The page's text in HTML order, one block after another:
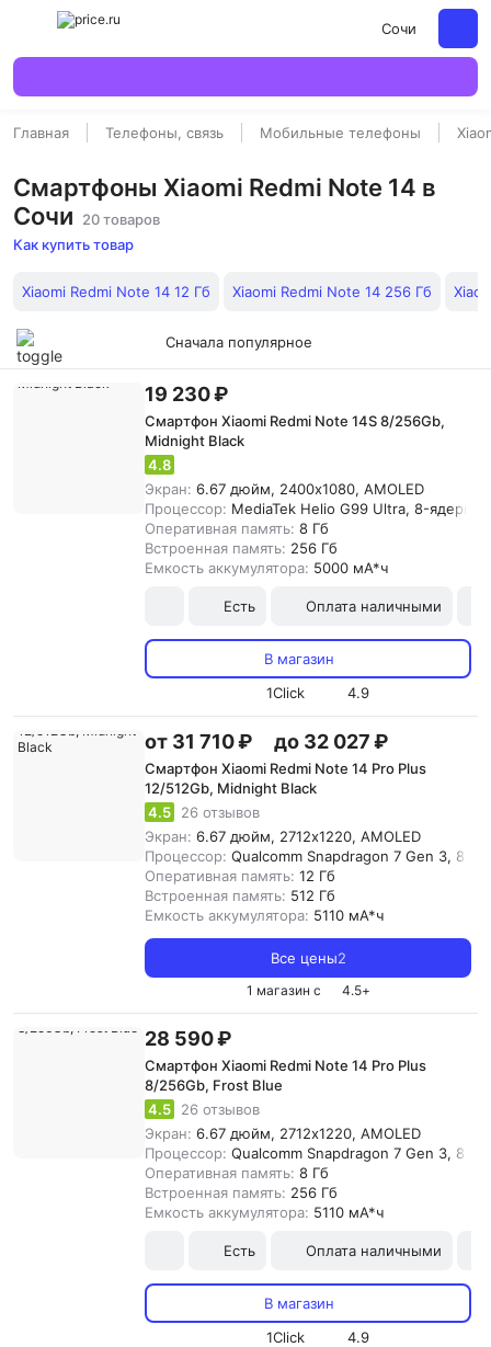
Сочи
Главная Телефоны, связь Мобильные телефоны
Смартфоны Xiaomi Redmi Note 14 в
Сочи
20 товаров
Как купить товар
Xiaomi Redmi Note 14 12 Гб Xiaomi Redmi Note 14 256 Гб
Сначала популярное
19 230 ₽
Смартфон Xiaomi Redmi Note 14S 8/256Gb,
Midnight Black
4.8
Экран: 6.67 дюйм, 2400x1080, AMOLED
Процессор: MediaTek Helio G99 Ultra, 8-ядерный
Оперативная память: 8 Гб
Встроенная память: 256 Гб
Емкость аккумулятора: 5000 мА*ч
Есть Оплата наличными
В магазин
1Click
4.9
от 31 710 ₽ до 32 027 ₽
Смартфон Xiaomi Redmi Note 14 Pro Plus
12/512Gb, Midnight Black
4.5
26 отзывов
Экран: 6.67 дюйм, 2712x1220, AMOLED
Процессор: Qualcomm Snapdragon 7 Gen 3, 8-
Оперативная память: 12 Гб
Встроенная память: 512 Гб
Емкость аккумулятора: 5110 мА*ч
Все цены2
1 магазин с 4.5+
28 590 ₽
Смартфон Xiaomi Redmi Note 14 Pro Plus
8/256Gb, Frost Blue
4.5
26 отзывов
Экран: 6.67 дюйм, 2712x1220, AMOLED
Процессор: Qualcomm Snapdragon 7 Gen 3, 8-
Оперативная память: 8 Гб
Встроенная память: 256 Гб
Емкость аккумулятора: 5110 мА*ч
Есть Оплата наличными
В магазин
1Click
4.9